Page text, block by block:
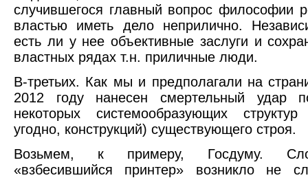
случившегося главный вопрос философии
властью иметь дело неприлично.
есть ли у нее объективные заслуги и
властных рядах т.н. приличные люди.
В-третьих. Как мы и предполагали на
2012 году нанесен смертельный удар
некоторых системообразующих
угодно, конструкций) существующего строя.
Возьмем, к примеру, Госдуму.
«взбесившийся принтер» возникло не